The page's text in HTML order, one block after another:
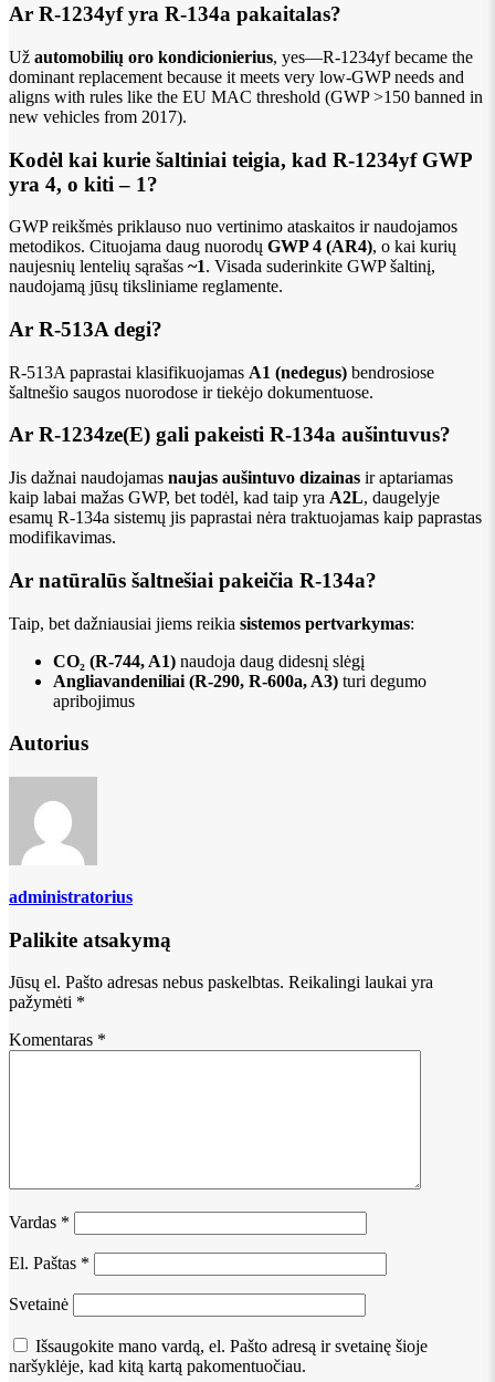
Ar R-1234yf yra R-134a pakaitalas?
Už automobilių oro kondicionierius, yes—R-1234yf became the
dominant replacement because it meets very low-GWP needs and
aligns with rules like the EU MAC threshold (GWP >150 banned in
new vehicles from 2017).
Kodėl kai kurie šaltiniai teigia, kad R-1234yf GWP
yra 4, o kiti – 1?
GWP reikšmės priklauso nuo vertinimo ataskaitos ir naudojamos
metodikos. Cituojama daug nuorodų GWP 4 (AR4), o kai kurių
naujesnių lentelių sąrašas ~1. Visada suderinkite GWP šaltinį,
naudojamą jūsų tiksliniame reglamente.
Ar R-513A degi?
R-513A paprastai klasifikuojamas A1 (nedegus) bendrosiose
šaltnešio saugos nuorodose ir tiekėjo dokumentuose.
Ar R-1234ze(E) gali pakeisti R-134a aušintuvus?
Jis dažnai naudojamas naujas aušintuvo dizainas ir aptariamas
kaip labai mažas GWP, bet todėl, kad taip yra A2L, daugelyje
esamų R-134a sistemų jis paprastai nėra traktuojamas kaip paprastas
modifikavimas.
Ar natūralūs šaltnešiai pakeičia R-134a?
Taip, bet dažniausiai jiems reikia sistemos pertvarkymas:
CO₂ (R-744, A1) naudoja daug didesnį slėgį
Angliavandeniliai (R-290, R-600a, A3) turi degumo
apribojimus
Autorius
administratorius
Palikite atsakymą
Jūsų el. Pašto adresas nebus paskelbtas. Reikalingi laukai yra
pažymėti *
Komentaras *
Vardas *
El. Paštas *
Svetainė
Išsaugokite mano vardą, el. Pašto adresą ir svetainę šioje
naršyklėje, kad kitą kartą pakomentuočiau.